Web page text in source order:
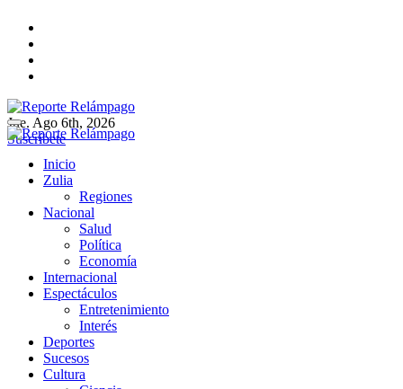
contenido
Reporte Relámpago
Claridad y rigor en cada noticia
Jue. Ago 6th, 2026
Suscríbete
Reporte Relámpago
Claridad y rigor en cada noticia
Inicio
Zulia
Regiones
Nacional
Salud
Política
Economía
Internacional
Espectáculos
Entretenimiento
Interés
Deportes
Sucesos
Cultura